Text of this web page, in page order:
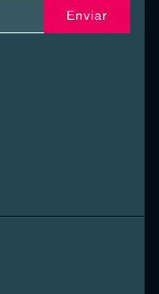
Enviar